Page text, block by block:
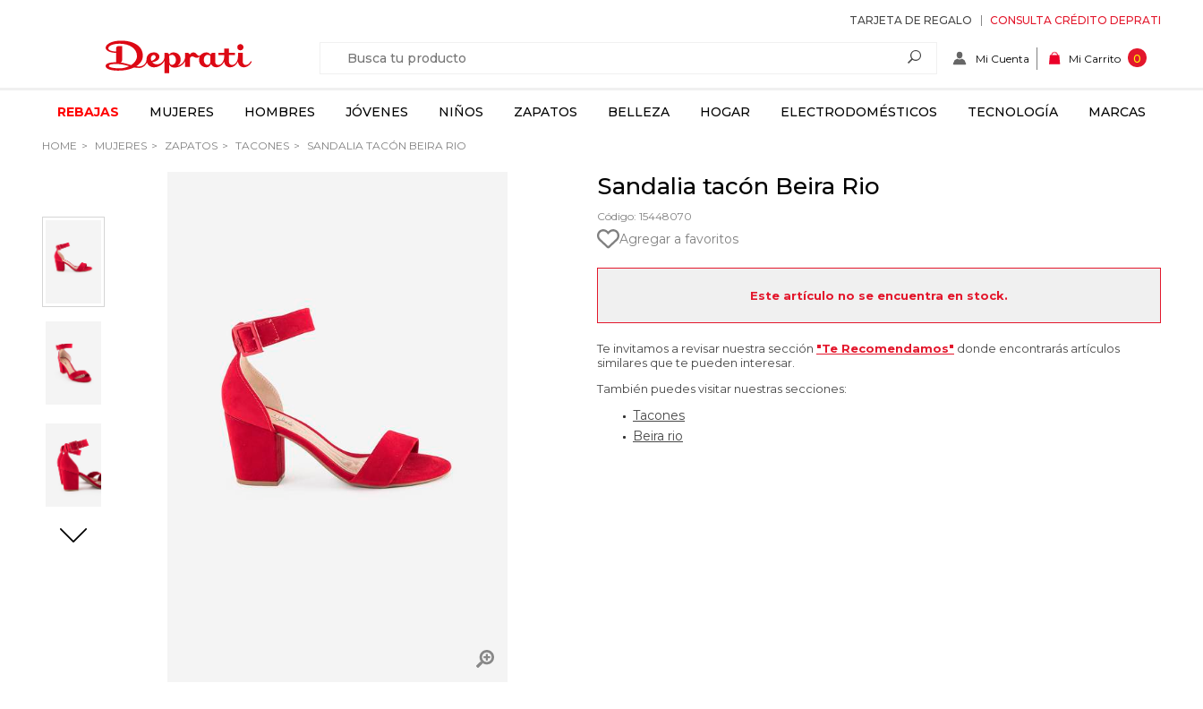
TARJETA DE REGALO CONSULTA CRÉDITO DEPRATI
Mi Cuenta Mi Carrito 0
REBAJAS MUJERES HOMBRES JÓVENES NIÑOS ZAPATOS BELLEZA HOGAR ELECTRODOMÉSTICOS TECNOLOGÍA MARCAS
HOME MUJERES ZAPATOS TACONES SANDALIA TACÓN BEIRA RIO
Sandalia tacón Beira Rio
Código: 15448070
Agregar a favoritos
Este artículo no se encuentra en stock.
Te invitamos a revisar nuestra sección "Te Recomendamos" donde encontrarás artículos
similares que te pueden interesar.
También puedes visitar nuestras secciones:
Tacones
Beira rio